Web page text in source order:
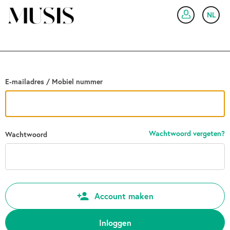
NL
E-mailadres / Mobiel nummer
Wachtwoord Wachtwoord vergeten?
Account maken
Inloggen